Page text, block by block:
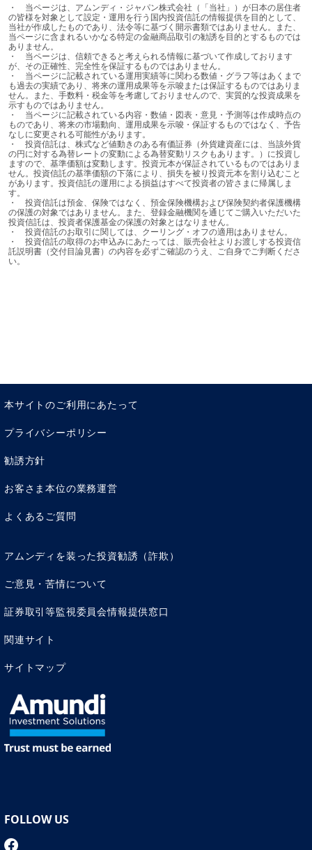
・	当ページは、アムンディ・ジャパン株式会社（「当社」）が日本の居住者
の皆様を対象として設定・運用を行う国内投資信託の情報提供を目的として、
当社が作成したものであり、法令等に基づく開示書類ではありません。また、
当ページに含まれるいかなる特定の金融商品取引の勧誘を目的とするものでは
ありません。
・	当ページは、信頼できると考えられる情報に基づいて作成しております
が、その正確性、完全性を保証するものではありません。
・	当ページに記載されている運用実績等に関わる数値・グラフ等はあくまで
も過去の実績であり、将来の運用成果等を示唆または保証するものではありま
せん。また、手数料・税金等を考慮しておりませんので、実質的な投資成果を
示すものではありません。
・	当ページに記載されている内容・数値・図表・意見・予測等は作成時点の
ものであり、将来の市場動向、運用成果を示唆・保証するものではなく、予告
なしに変更される可能性があります。
・	投資信託は、株式など値動きのある有価証券（外貨建資産には、当該外貨
の円に対する為替レートの変動による為替変動リスクもあります。）に投資し
ますので、基準価額は変動します。投資元本が保証されているものではありま
せん。投資信託の基準価額の下落により、損失を被り投資元本を割り込むこと
があります。投資信託の運用による損益はすべて投資者の皆さまに帰属しま
す。
・	投資信託は預金、保険ではなく、預金保険機構および保険契約者保護機構
の保護の対象ではありません。また、登録金融機関を通じてご購入いただいた
投資信託は、投資者保護基金の保護の対象とはなりません。
・	投資信託のお取引に関しては、クーリング・オフの適用はありません。
・	投資信託の取得のお申込みにあたっては、販売会社よりお渡しする投資信
託説明書（交付目論見書）の内容を必ずご確認のうえ、ご自身でご判断くださ
い。
本サイトのご利用にあたって
プライバシーポリシー
勧誘方針
お客さま本位の業務運営
よくあるご質問
アムンディを装った投資勧誘（詐欺）
ご意見・苦情について
証券取引等監視委員会情報提供窓口
関連サイト
サイトマップ
FOLLOW US